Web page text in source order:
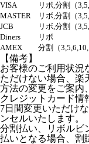
VISA
リボ,分割（
MASTER
リボ,分割（
JCB
リボ,分割（
Diners
リボ
AMEX
分割（
【備考】
お客様のご利用状況
ただけない場合、楽
方法の変更をご案内
クレジットカード情
7日間変更いただけ
ンセルいたします。
分割払い、リボルビ
払いとなる場合、割